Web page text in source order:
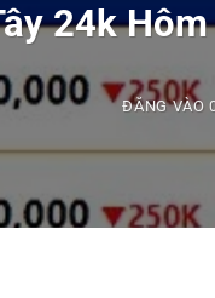
24k
ĐĂNG VÀO